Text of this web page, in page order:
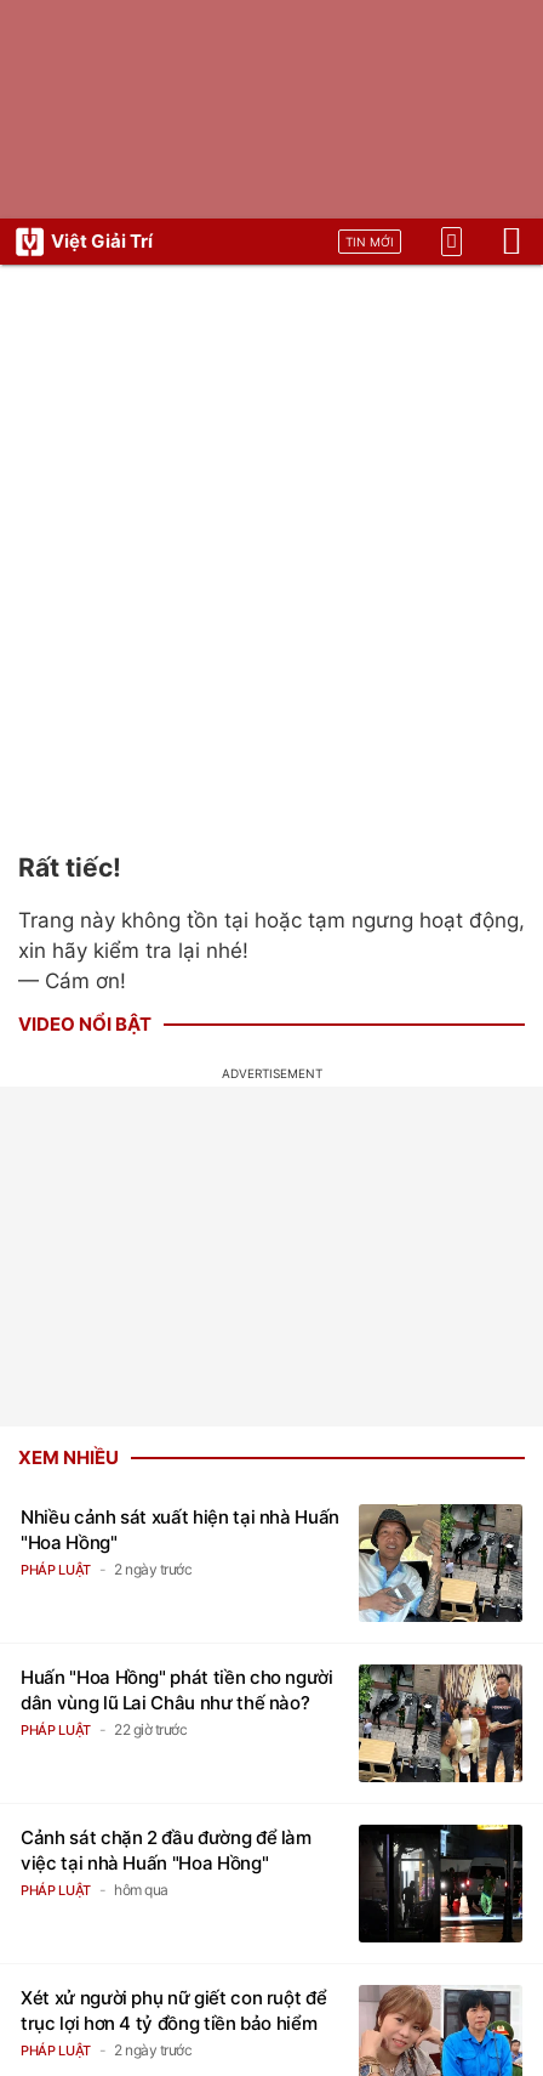
Việt Giải Trí TIN MỚI
Rất tiếc!
Trang này không tồn tại hoặc tạm ngưng hoạt động,
xin hãy kiểm tra lại nhé!
— Cám ơn!
VIDEO NỔI BẬT
XEM NHIỀU
Nhiều cảnh sát xuất hiện tại nhà Huấn
"Hoa Hồng"
PHÁP LUẬT 2 ngày trước
Huấn "Hoa Hồng" phát tiền cho người
dân vùng lũ Lai Châu như thế nào?
PHÁP LUẬT 22 giờ trước
Cảnh sát chặn 2 đầu đường để làm
việc tại nhà Huấn "Hoa Hồng"
PHÁP LUẬT hôm qua
Xét xử người phụ nữ giết con ruột để
trục lợi hơn 4 tỷ đồng tiền bảo hiểm
PHÁP LUẬT 2 ngày trước